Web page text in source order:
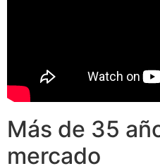
Más de 35
mercado